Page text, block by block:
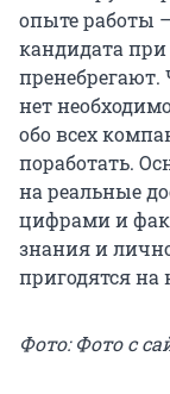
опыте работы
кандидата
пренебрегают.
нет
обо всех
поработать.
на реальные
цифрами и
знания и
пригодятся на
Фото: Фото с